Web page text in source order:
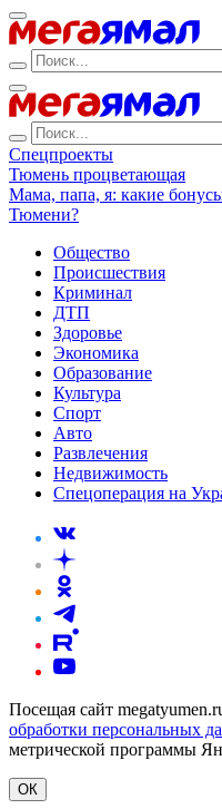
Спецпроекты
Тюмень процветающая
Мама, папа, я: какие
Тюмени?
Общество
Происшествия
Криминал
ДТП
Здоровье
Экономика
Образование
Культура
Спорт
Авто
Развлечения
Недвижимость
Спецоперация на
Посещая сайт
обработки персональных
метрической программы
ОК